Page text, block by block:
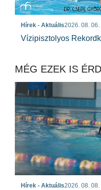
Hírek - Aktuális2026. 08. 06.
Vízipisztolyos
MÉG EZEK IS
Hírek - Aktuális2026. 08. 08.